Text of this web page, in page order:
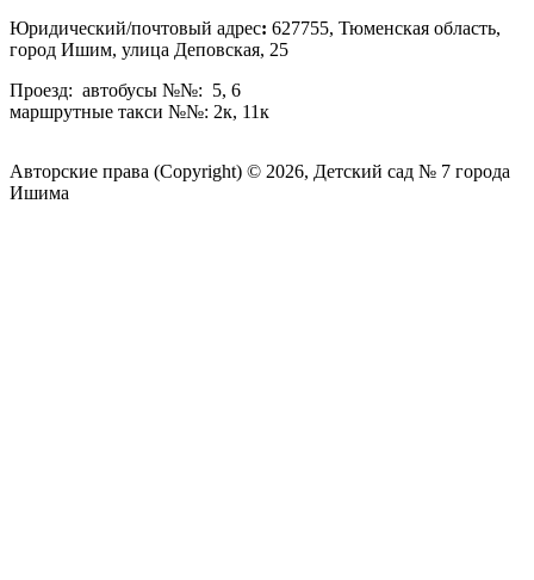
Юридический/почтовый адрес: 627755, Тюменская область,
город Ишим, улица Деповская, 25
Проезд: автобусы №№: 5, 6
маршрутные такси №№: 2к, 11к
Авторские права (Copyright) © 2026, Детский сад № 7 города
Ишима